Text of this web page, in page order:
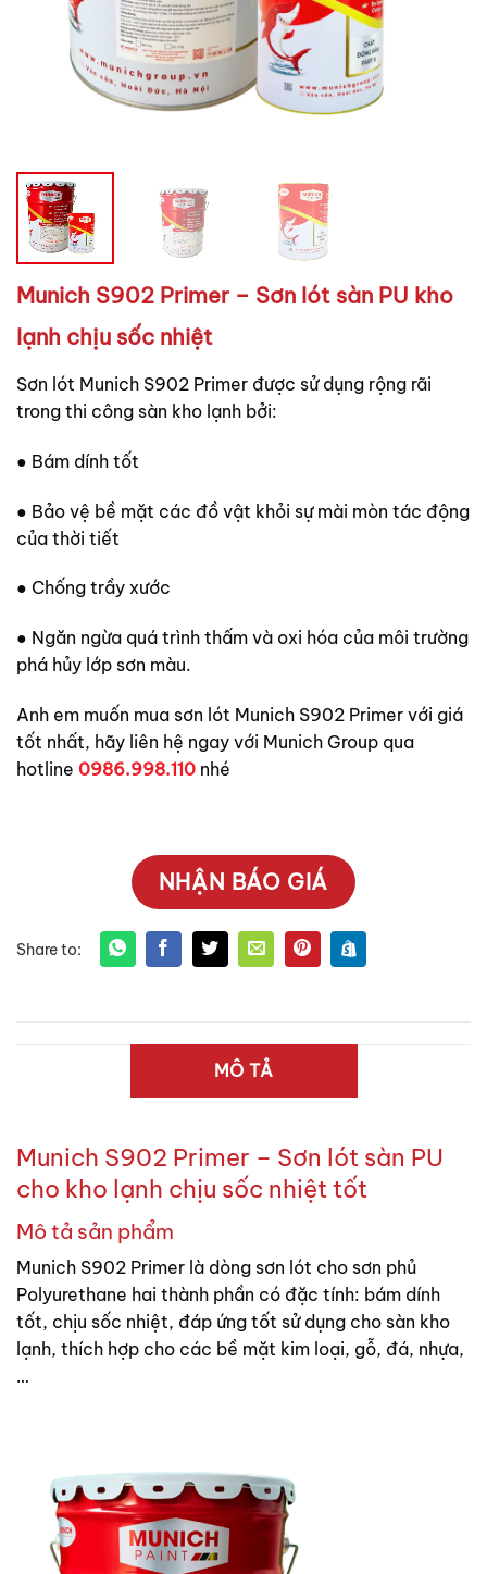
Munich S902 Primer – Sơn lót sàn PU kho
lạnh chịu sốc nhiệt
Sơn lót Munich S902 Primer được sử dụng rộng rãi
trong thi công sàn kho lạnh bởi:
● Bám dính tốt
● Bảo vệ bề mặt các đồ vật khỏi sự mài mòn tác động
của thời tiết
● Chống trầy xước
● Ngăn ngừa quá trình thấm và oxi hóa của môi trường
phá hủy lớp sơn màu.
Anh em muốn mua sơn lót Munich S902 Primer với giá
tốt nhất, hãy liên hệ ngay với Munich Group qua
hotline 0986.998.110 nhé
NHẬN BÁO GIÁ
MÔ TẢ
Munich S902 Primer – Sơn lót sàn PU
cho kho lạnh chịu sốc nhiệt tốt
Mô tả sản phẩm
Munich S902 Primer là dòng sơn lót cho sơn phủ
Polyurethane hai thành phần có đặc tính: bám dính
tốt, chịu sốc nhiệt, đáp ứng tốt sử dụng cho sàn kho
lạnh, thích hợp cho các bề mặt kim loại, gỗ, đá, nhựa,
…